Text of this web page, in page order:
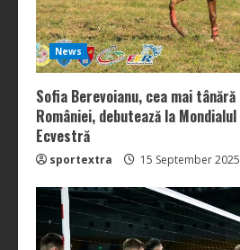
News
Sofia Berevoianu, cea mai
României, debutează la
Ecvestră
sportextra 15 September 2025